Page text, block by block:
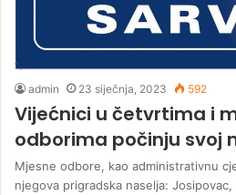
admin 23 siječnja, 2023 592
Vijećnici u četvrtima i
odborima počinju svoj
Mjesne odbore, kao administrativnu
njegova prigradska naselja: